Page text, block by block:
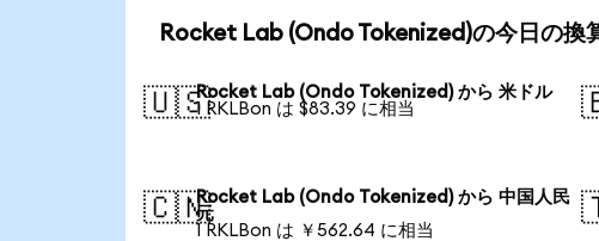
Rocket Lab (Ondo Tokenized)の今日の換
🇺🇸Rocket Lab (Ondo Tokenized) から 米ドル
1 RKLBon は $83.39 に相当
🇨🇳Rocket Lab (Ondo Tokenized) から 中国人民
元
1 RKLBon は ￥562.64 に相当